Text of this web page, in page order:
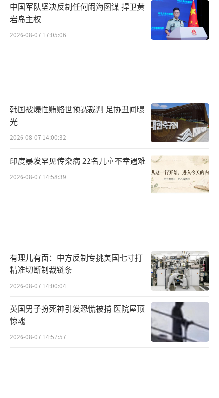
中国军队坚决反制任何闹海图谋 捍卫黄
岩岛主权
2026-08-07 17:05:06
韩国被爆性贿赂世预赛裁判 足协丑闻曝
光
2026-08-07 14:00:32
印度暴发罕见传染病 22名儿童不幸遇难
2026-08-07 14:58:39
有理儿有面：中方反制专挑美国七寸打
精准切断制裁链条
2026-08-07 14:00:04
英国男子扮死神引发恐慌被捕 医院屋顶
惊魂
2026-08-07 14:57:57